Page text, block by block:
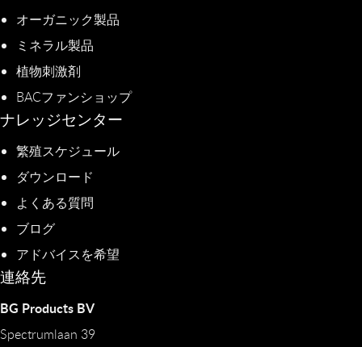
オーガニック製品
ミネラル製品
植物刺激剤
BACファンショップ
ナレッジセンター
繁殖スケジュール
ダウンロード
よくある質問
ブログ
アドバイスを希望
連絡先
BG Products BV
Spectrumlaan 39